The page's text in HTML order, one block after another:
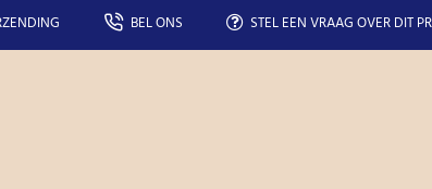
BEL ONS STEL EEN VRAAG OVER DIT